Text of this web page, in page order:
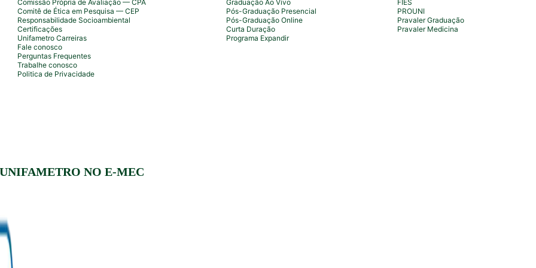
Comissão Própria de Avaliação — CPA
Comitê de Ética em Pesquisa — CEP
Responsabilidade Socioambiental
Certificações
Unifametro Carreiras
Fale conosco
Perguntas Frequentes
Trabalhe conosco
Politica de Privacidade
Graduação Ao Vivo
Pós-Graduação Presencial
Pós-Graduação Online
Curta Duração
Programa Expandir
FIES
PROUNI
Pravaler Graduação
Pravaler Medicina
NO E-MEC